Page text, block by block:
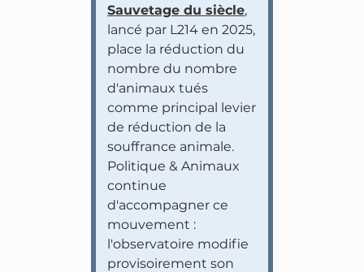
Sauvetage du siècle,
lancé par L214 en 2025,
place la réduction du
nombre du nombre
d'animaux tués
comme principal levier
de réduction de la
souffrance animale.
Politique & Animaux
continue
d'accompagner ce
mouvement :
l'observatoire modifie
provisoirement son